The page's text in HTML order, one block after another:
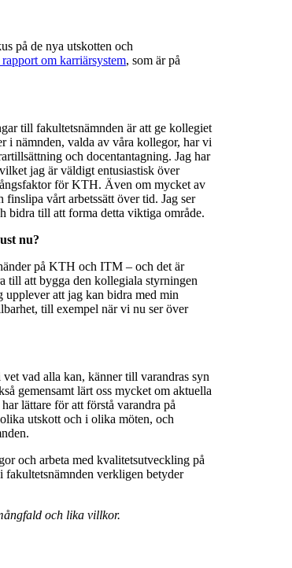
på de nya utskotten och
om karriärsystem, som är på
till fakultetsnämnden är att ge kollegiet
i nämnden, valda av våra kollegor, har vi
och docentantagning. Jag har
jag är väldigt entusiastisk över
för KTH. Även om mycket av
vårt arbetssätt över tid. Jag ser
bidra till att forma detta viktiga område.
nu?
på KTH och ITM – och det är
till att bygga den kollegiala styrningen
upplever att jag kan bidra med min
till exempel när vi nu ser över
vad alla kan, känner till varandras syn
gemensamt lärt oss mycket om aktuella
lättare för att förstå varandra på
utskott och i olika möten, och
och arbeta med kvalitetsutveckling på
fakultetsnämnden verkligen betyder
och lika villkor.